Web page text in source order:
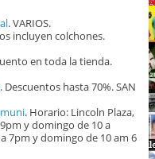
. VARIOS.
incluyen colchones.
en toda la tienda.
. Descuentos hasta 70%. SAN
. Horario: Lincoln Plaza,
y domingo de 10 a
7pm y domingo de 10 am 6